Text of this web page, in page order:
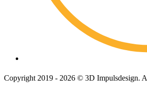
Copyright 2019 - 2026 © 3D Impulsdesign.